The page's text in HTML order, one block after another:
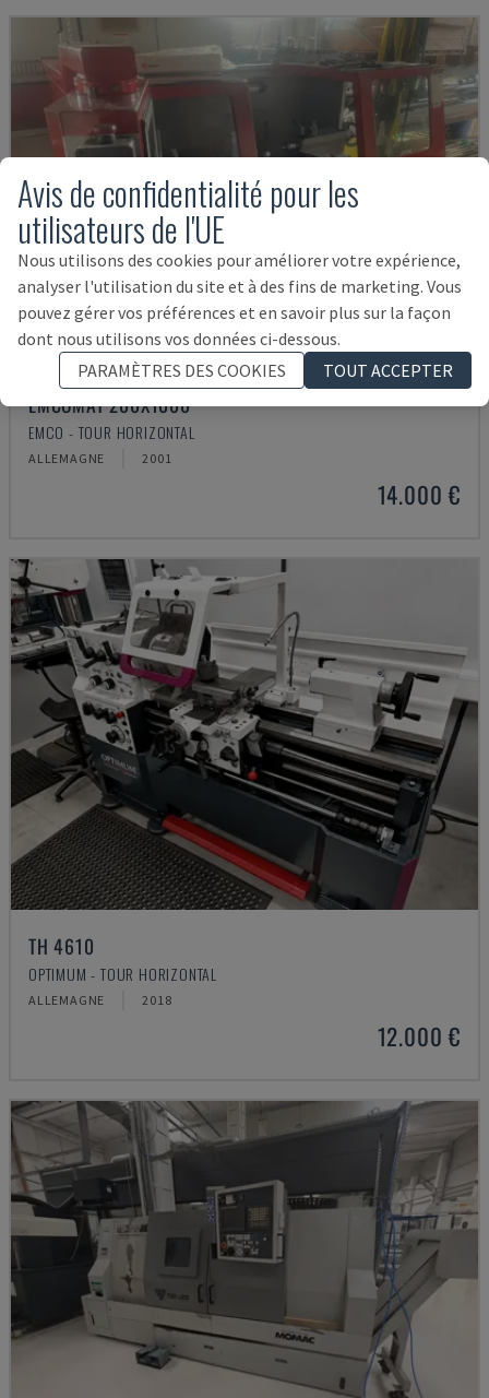
EMCOMAT 200X1000
EMCO - TOUR HORIZONTAL
ALLEMAGNE 2001
14.000 €
TH 4610
OPTIMUM - TOUR HORIZONTAL
ALLEMAGNE 2018
12.000 €
Avis de confidentialité pour les
utilisateurs de l'UE
Nous utilisons des cookies pour améliorer votre expérience,
analyser l'utilisation du site et à des fins de marketing. Vous
pouvez gérer vos préférences et en savoir plus sur la façon
dont nous utilisons vos données ci-dessous.
PARAMÈTRES DES COOKIES
TOUT ACCEPTER